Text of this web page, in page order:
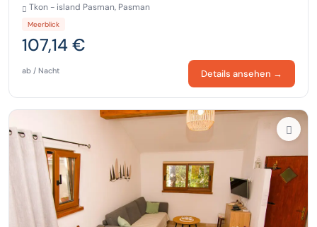
Tkon - island Pasman, Pasman
Meerblick
107,14 €
ab / Nacht Details ansehen →